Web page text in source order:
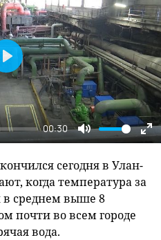
00:30
Mute
Play
сегодня в Улан-
когда температура за
в среднем выше 8
почти во всем городе
вода.